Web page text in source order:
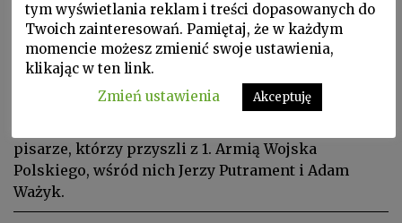
JULIA HARTWIG
Z Lublina do Paryża
Zaraz po wojnie Lublin był ciekawym ośrodkiem
kultury. W tym czasie znaleźli się tam między
pisarze, którzy przyszli z 1. Armią Wojska
Polskiego, wśród nich Jerzy Putrament i Adam
Ważyk.
tym wyświetlania reklam i treści dopasowanych do
Twoich zainteresowań. Pamiętaj, że w każdym
momencie możesz zmienić swoje ustawienia,
klikając w ten link.
Zmień ustawienia
Akceptuję